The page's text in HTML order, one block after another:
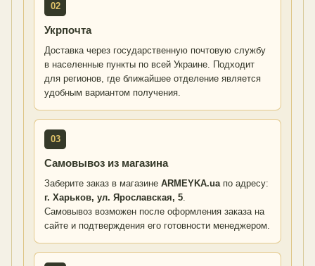
02
Укрпочта
Доставка через государственную почтовую службу
в населенные пункты по всей Украине. Подходит
для регионов, где ближайшее отделение является
удобным вариантом получения.
03
Самовывоз из магазина
Заберите заказ в магазине ARMEYKA.uaпо адресу:
г. Харьков, ул. Ярославская, 5.
Самовывоз возможен после оформления заказа на
сайте и подтверждения его готовности менеджером.